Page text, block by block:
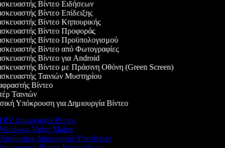
Βίντεο Ειδήσεων
Βίντεο Επίδειξης
Βίντεο Κηπουρικής
Βίντεο Προφοράς
Βίντεο Προϋπολογισμού
Βίντεο από Φωτογραφίες
Βίντεο για Android
Βίντεο με Πράσινη Οθόνη (Green Screen)
Ταινιών Μυστηρίου
Βίντεο
Ταινιών
Υπόκρουση για Δημιουργία Βίντεο
Δημιουργία Βίντεο
Video Maker
Δημιουργός Υποτίτλων